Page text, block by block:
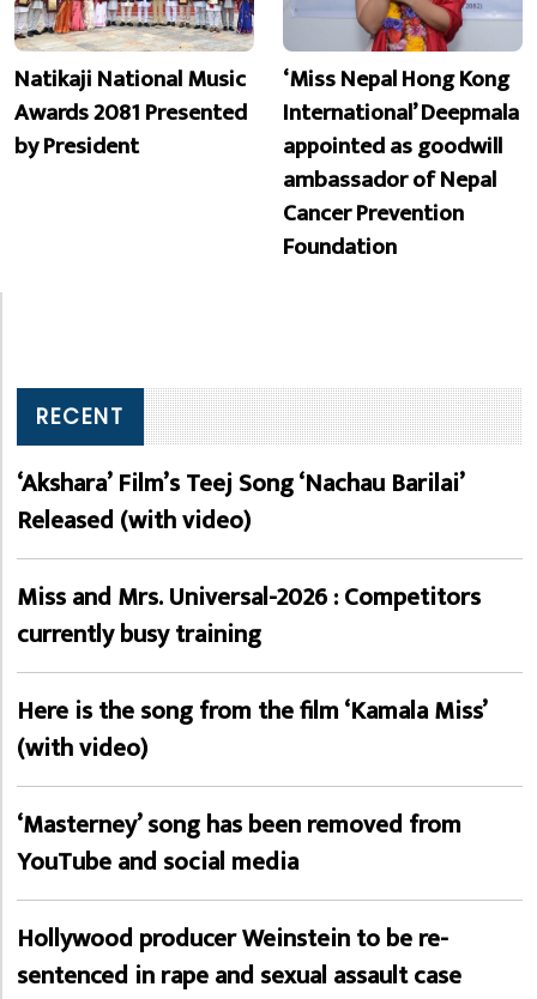
Natikaji National Music
Awards 2081 Presented
by President
‘Miss Nepal Hong Kong
International’ Deepmala
appointed as goodwill
ambassador of Nepal
Cancer Prevention
Foundation
RECENT
‘Akshara’ Film’s Teej Song ‘Nachau Barilai’
Released (with video)
Miss and Mrs. Universal-2026 : Competitors
currently busy training
Here is the song from the film ‘Kamala Miss’
(with video)
‘Masterney’ song has been removed from
YouTube and social media
Hollywood producer Weinstein to be re-
sentenced in rape and sexual assault case